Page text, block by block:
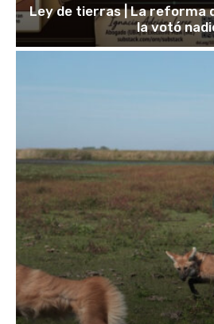
Ley de tierras | La reforma
la votó